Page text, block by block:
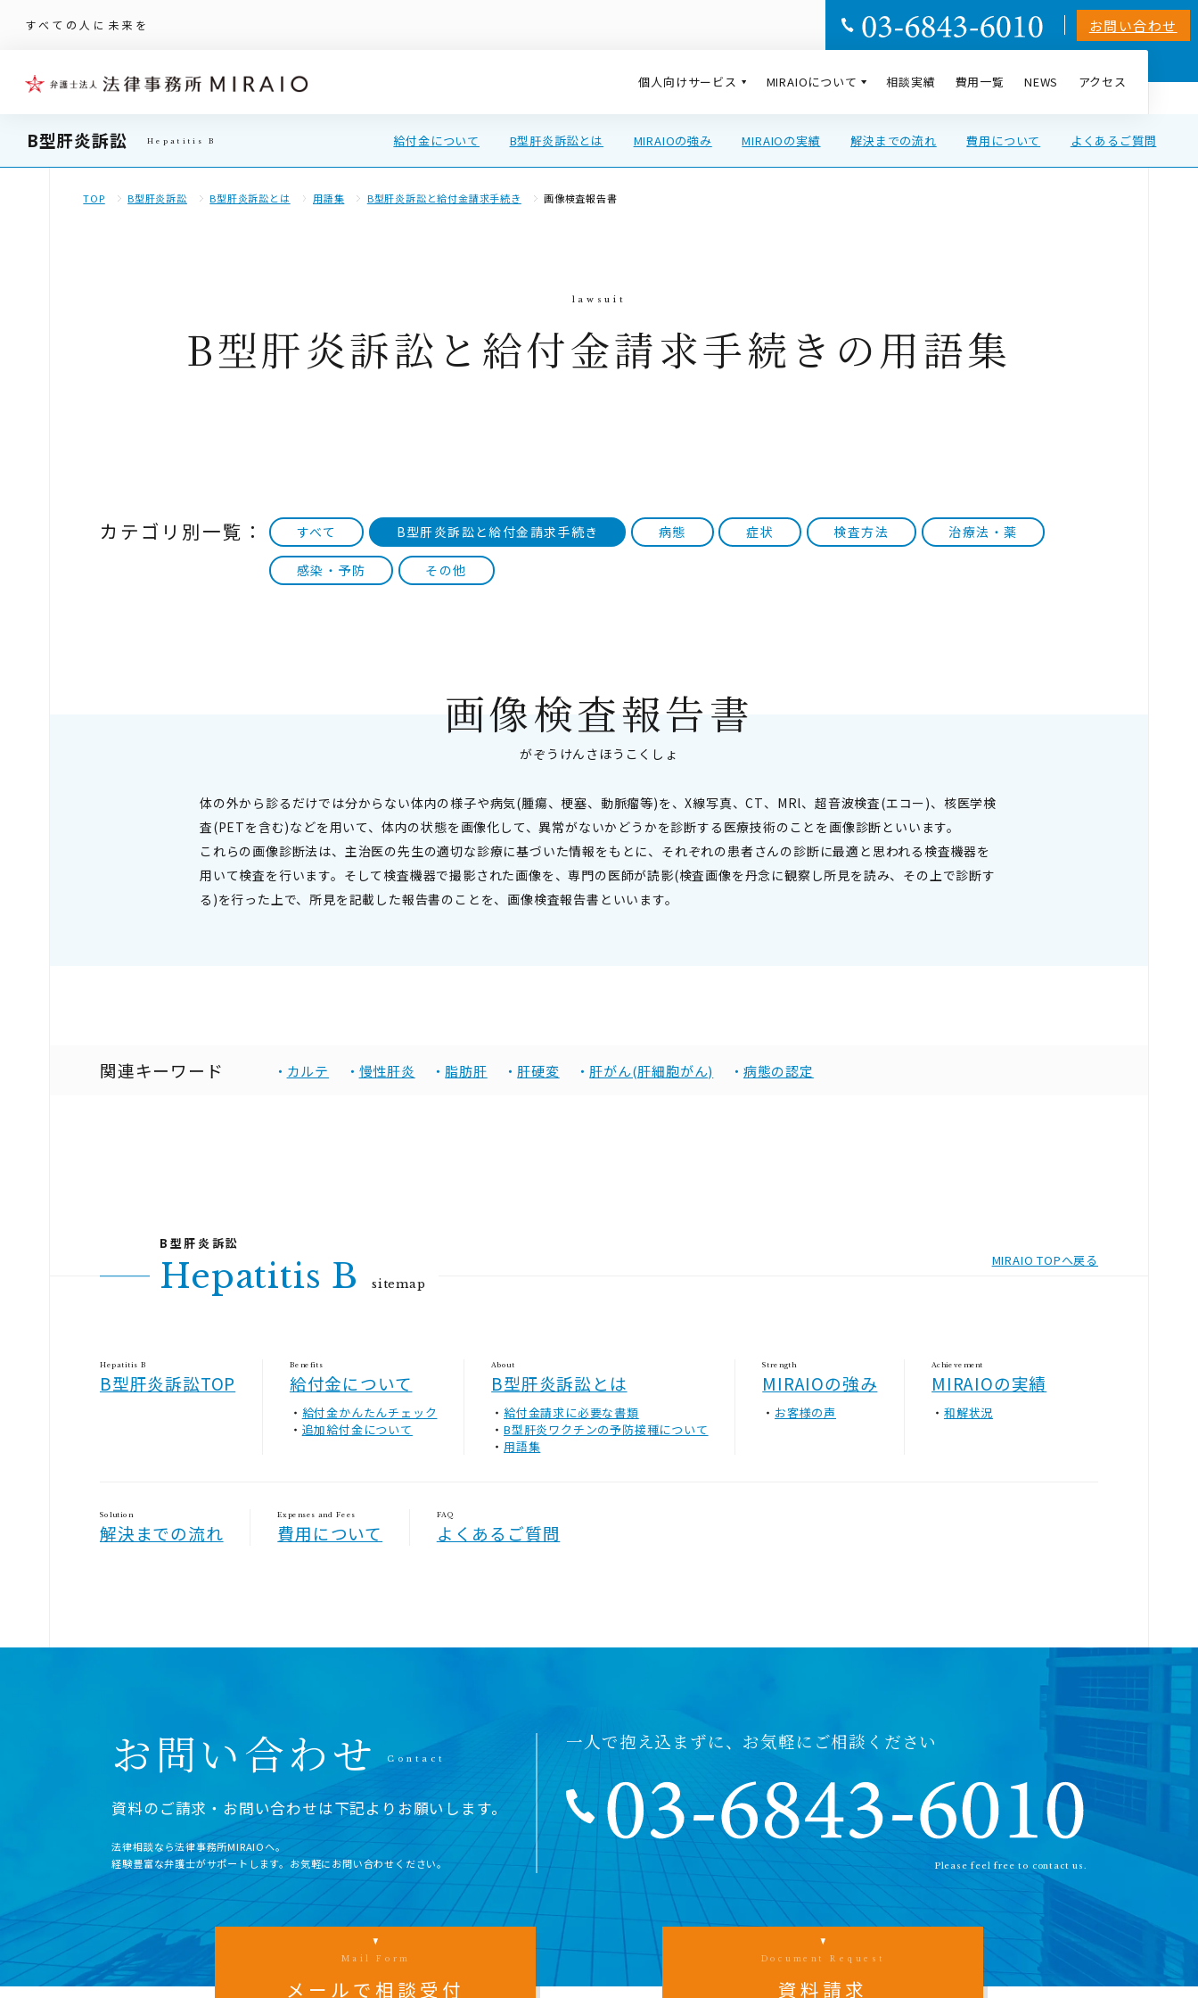
すべての人に未来を お問い合わせ
個人向けサービス MIRAIOについて 相談実績 費用一覧 NEWS アクセス
B型肝炎訴訟 給付金について B型肝炎訴訟とは MIRAIOの強み MIRAIOの実績 解決までの流れ 費用について よくあるご質問
TOP B型肝炎訴訟 B型肝炎訴訟とは 用語集 B型肝炎訴訟と給付金請求手続き 画像検査報告書
B型肝炎訴訟と給付金請求手続きの用語集
カテゴリ別一覧： すべて B型肝炎訴訟と給付金請求手続き 病態 症状 検査方法 治療法・薬
感染・予防 その他
画像検査報告書
がぞうけんさほうこくしょ
体の外から診るだけでは分からない体内の様子や病気(腫瘍、梗塞、動脈瘤等)を、X線写真、CT、MRl、超音波検査(エコー)、核医学検
査(PETを含む)などを用いて、体内の状態を画像化して、異常がないかどうかを診断する医療技術のことを画像診断といいます。
これらの画像診断法は、主治医の先生の適切な診療に基づいた情報をもとに、それぞれの患者さんの診断に最適と思われる検査機器を
用いて検査を行います。そして検査機器で撮影された画像を、専門の医師が読影(検査画像を丹念に観察し所見を読み、その上で診断す
る)を行った上で、所見を記載した報告書のことを、画像検査報告書といいます。
関連キーワード カルテ 慢性肝炎 脂肪肝 肝硬変 肝がん(肝細胞がん) 病態の認定
Hepatitis B sitemap
Hepatitis B
B型肝炎訴訟TOP
Benefits
給付金について
給付金かんたんチェック
追加給付金について
About
B型肝炎訴訟とは
給付金請求に必要な書類
B型肝炎ワクチンの予防接種について
用語集
Strength
MIRAIOの強み
お客様の声
Achievement
MIRAIOの実績
和解状況
Solution
解決までの流れ
Expenses and Fees
費用について
FAQ
よくあるご質問
MIRAIO TOPへ戻る
お問い合わせ
資料のご請求・お問い合わせは下記よりお願いします。
法律相談なら法律事務所MIRAIOヘ。
経験豊富な弁護士がサポートします。お気軽にお問い合わせください。
一人で抱え込まずに、お気軽にご相談ください
Please feel free to contact us.
Mail Form
メールで相談受付
Document Request
資料請求